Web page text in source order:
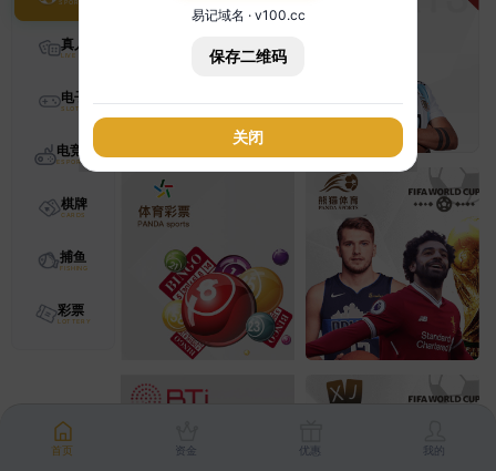
真人
电子
电竞
棋牌
捕鱼
彩票
首页 资金 优惠 我的
易记域名 · v100.cc
保存二维码
关闭